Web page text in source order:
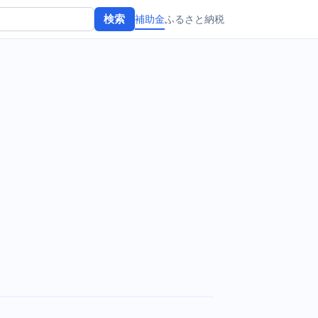
検索 補助金ふるさと納税